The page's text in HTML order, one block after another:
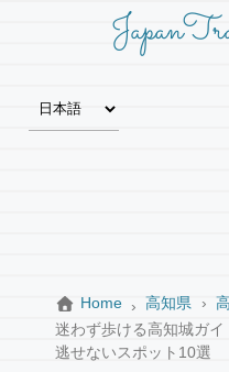
Home 高知県
迷わず歩ける高知城ガ
逃せないスポット10選